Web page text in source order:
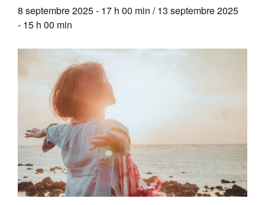
8 septembre 2025 - 17 h 00 min /13 septembre 2025
- 15 h 00 min